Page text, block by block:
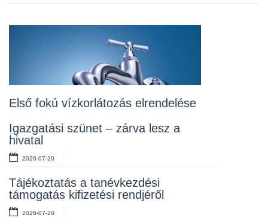
Első fokú vízkorlátozás elrendelése
Igazgatási szünet – zárva lesz a
hivatal
2026-07-20
Tájékoztatás a tanévkezdési
támogatás kifizetési rendjéről
2026-07-20
Álláspályázat – konyhai kisegítő
Lakossági fórum az Erzsébet téri
2026-07-10
Rendelet kihirdetése
2026-07-10
Álláspályázat – takarító
2026-07-06